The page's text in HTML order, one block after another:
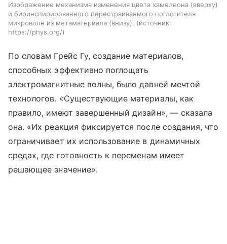
Изображение механизма изменения цвета хамелеона (вверху)
и биоинспирированного перестраиваемого поглотителя
микроволн из метаматериала (внизу).
источник:
https://phys.org/
По словам Грейс Гу, создание материалов,
способных эффективно поглощать
электромагнитные волны, было давней мечтой
технологов. «Существующие материалы, как
правило, имеют завершенный дизайн», — сказала
она. «Их реакция фиксируется после создания, что
ограничивает их использование в динамичных
средах, где готовность к переменам имеет
решающее значение».